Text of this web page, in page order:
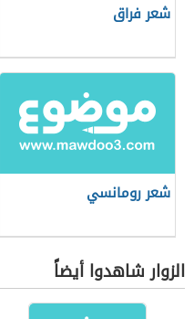
شعر فراق
شعر رومانسي
الزوار شاهدوا أيضاً